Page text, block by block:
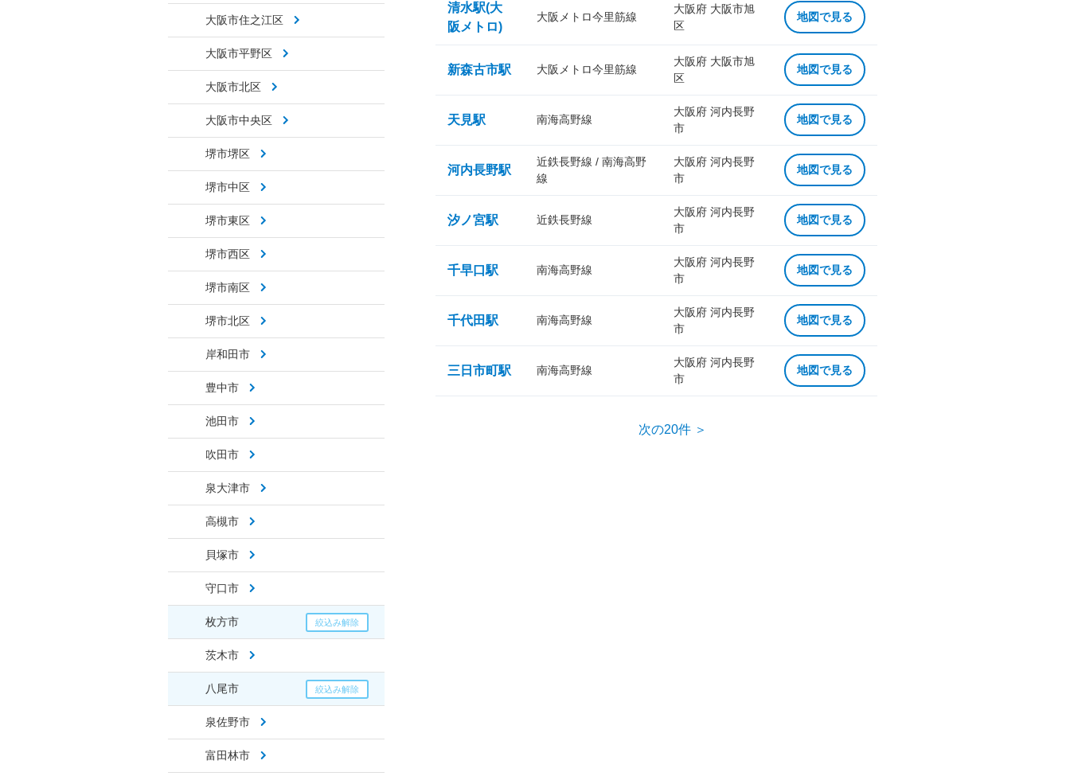
大阪市住之江区
大阪市平野区
大阪市北区
大阪市中央区
堺市堺区
堺市中区
堺市東区
堺市西区
堺市南区
堺市北区
岸和田市
豊中市
池田市
吹田市
泉大津市
高槻市
貝塚市
守口市
枚方市
茨木市
八尾市
泉佐野市
富田林市
清水駅(大
阪メトロ)
大阪メトロ今里筋線
大阪府 大阪市旭
区
地図で見る
新森古市駅 大阪メトロ今里筋線
大阪府 大阪市旭
区
地図で見る
天見駅 南海高野線
大阪府 河内長野
市
地図で見る
河内長野駅
近鉄長野線 / 南海高野
線
大阪府 河内長野
市
地図で見る
汐ノ宮駅 近鉄長野線
大阪府 河内長野
市
地図で見る
千早口駅 南海高野線
大阪府 河内長野
市
地図で見る
千代田駅 南海高野線
大阪府 河内長野
市
地図で見る
三日市町駅 南海高野線
大阪府 河内長野
市
地図で見る
次の20件 ＞